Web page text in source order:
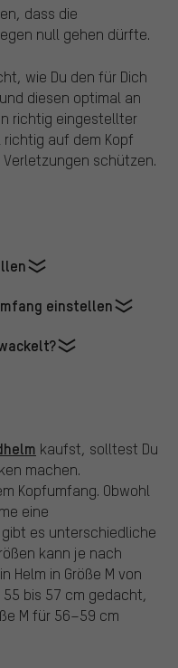
dass die
null gehen dürfte.
wie Du den für Dich
diesen optimal an
richtig eingestellter
auf dem Kopf
schützen.
einstellen
kaufst, solltest Du
machen.
Kopfumfang. Obwohl
eine
es unterschiedliche
kann je nach
Helm in Größe M von
bis 57 cm gedacht,
M für 56–59 cm